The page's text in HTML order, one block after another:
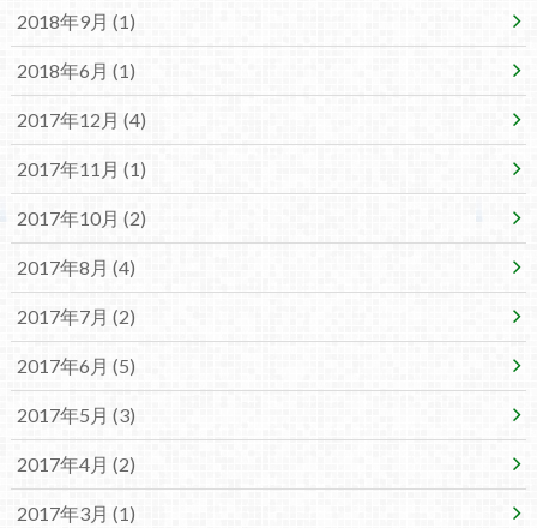
2018年9月 (1)
2018年6月 (1)
2017年12月 (4)
2017年11月 (1)
2017年10月 (2)
2017年8月 (4)
2017年7月 (2)
2017年6月 (5)
2017年5月 (3)
2017年4月 (2)
2017年3月 (1)